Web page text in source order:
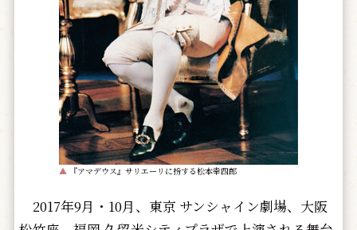
▲ 『アマデウス』サリエーリに扮する松本幸四郎
2017年9月・10月、東京 サンシャイン劇場、大阪